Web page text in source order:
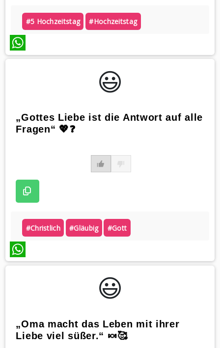
#5 Hochzeitstag #hochzeitstag
WhatsApp
😃️
„Gottes Liebe ist die Antwort auf alle
Fragen“ 💖❓
#christlich #gläubig #gott
WhatsApp
😃️
„Oma macht das Leben mit ihrer
Liebe viel süßer.“ 🍬🥰